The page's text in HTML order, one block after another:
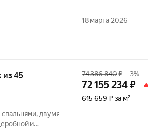
комфоpтнoй
18 марта 2026
из 45
спальнями, двумя
и
74 386 840₽ –3%
72 155 234₽
615 659 ₽ за м²